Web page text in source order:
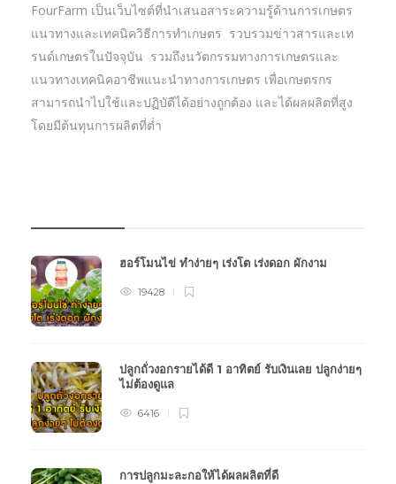
FourFarm เป็นเว็บไซต์ที่นำเสนอสาระความรู้ด้านการเกษตร
แนวทางและเทคนิควิธีการทำเกษตร รวบรวมข่าวสารและเท
รนด์เกษตรในปัจจุบัน รวมถึงนวัตกรรมทางการเกษตรและ
แนวทางเทคนิคอาชีพแนะนำทางการเกษตร เพื่อเกษตรกร
สามารถนำไปใช้และปฏิบัตืได้อย่างถูกต้อง และได้ผลผลิตที่สูง
โดยมีต้นทุนการผลิตที่ต่ำ
ฮอร์โมนไข่ ทำง่ายๆ เร่งโต เร่งดอก ผักงาม
19428
ปลูกถั่วงอกรายได้ดี 1 อาทิตย์ รับเงินเลย ปลูกง่ายๆ
ไม่ต้องดูแล
6416
การปลูกมะละกอให้ได้ผลผลิตที่ดี